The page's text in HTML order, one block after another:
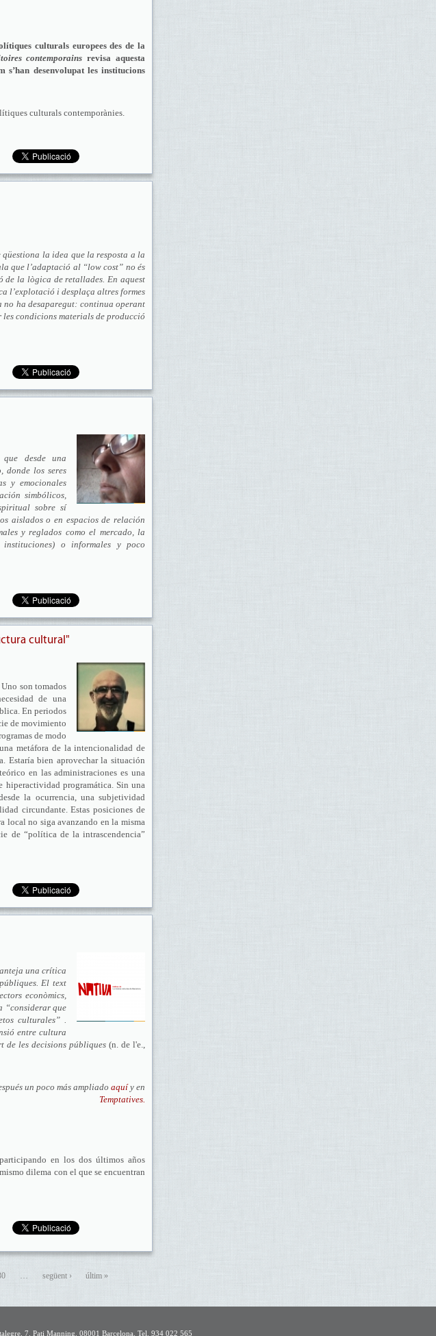
culturals europees des de la
contemporains revisa aquesta
desenvolupat les institucions
culturals contemporànies.
la idea que la resposta a la
que l’adaptació al “low cost” no és
la lògica de retallades. En aquest
l’explotació i desplaça altres formes
ha desaparegut: continua operant
condicions materials de producció
desde una
donde los seres
y emocionales
simbólicos,
sobre sí
aislados o en espacios de relación
y reglados como el mercado, la
instituciones) o informales y poco
cultural"
son tomados
de una
En periodos
de movimiento
de modo
metáfora de la intencionalidad de
Estaría bien aprovechar la situación
en las administraciones es una
hiperactividad programática. Sin una
la ocurrencia, una subjetividad
circundante. Estas posiciones de
local no siga avanzando en la misma
de “política de la intrascendencia”
una crítica
El text
econòmics,
“considerar que
culturales” .
entre cultura
de les decisions públiques(n. de l'e.,
un poco más ampliado aquíy en
Temptatives.
en los dos últimos años
dilema con el que se encuentran
… següent › últim »
7. Pati Manning. 08001 Barcelona. Tel. 934 022 565